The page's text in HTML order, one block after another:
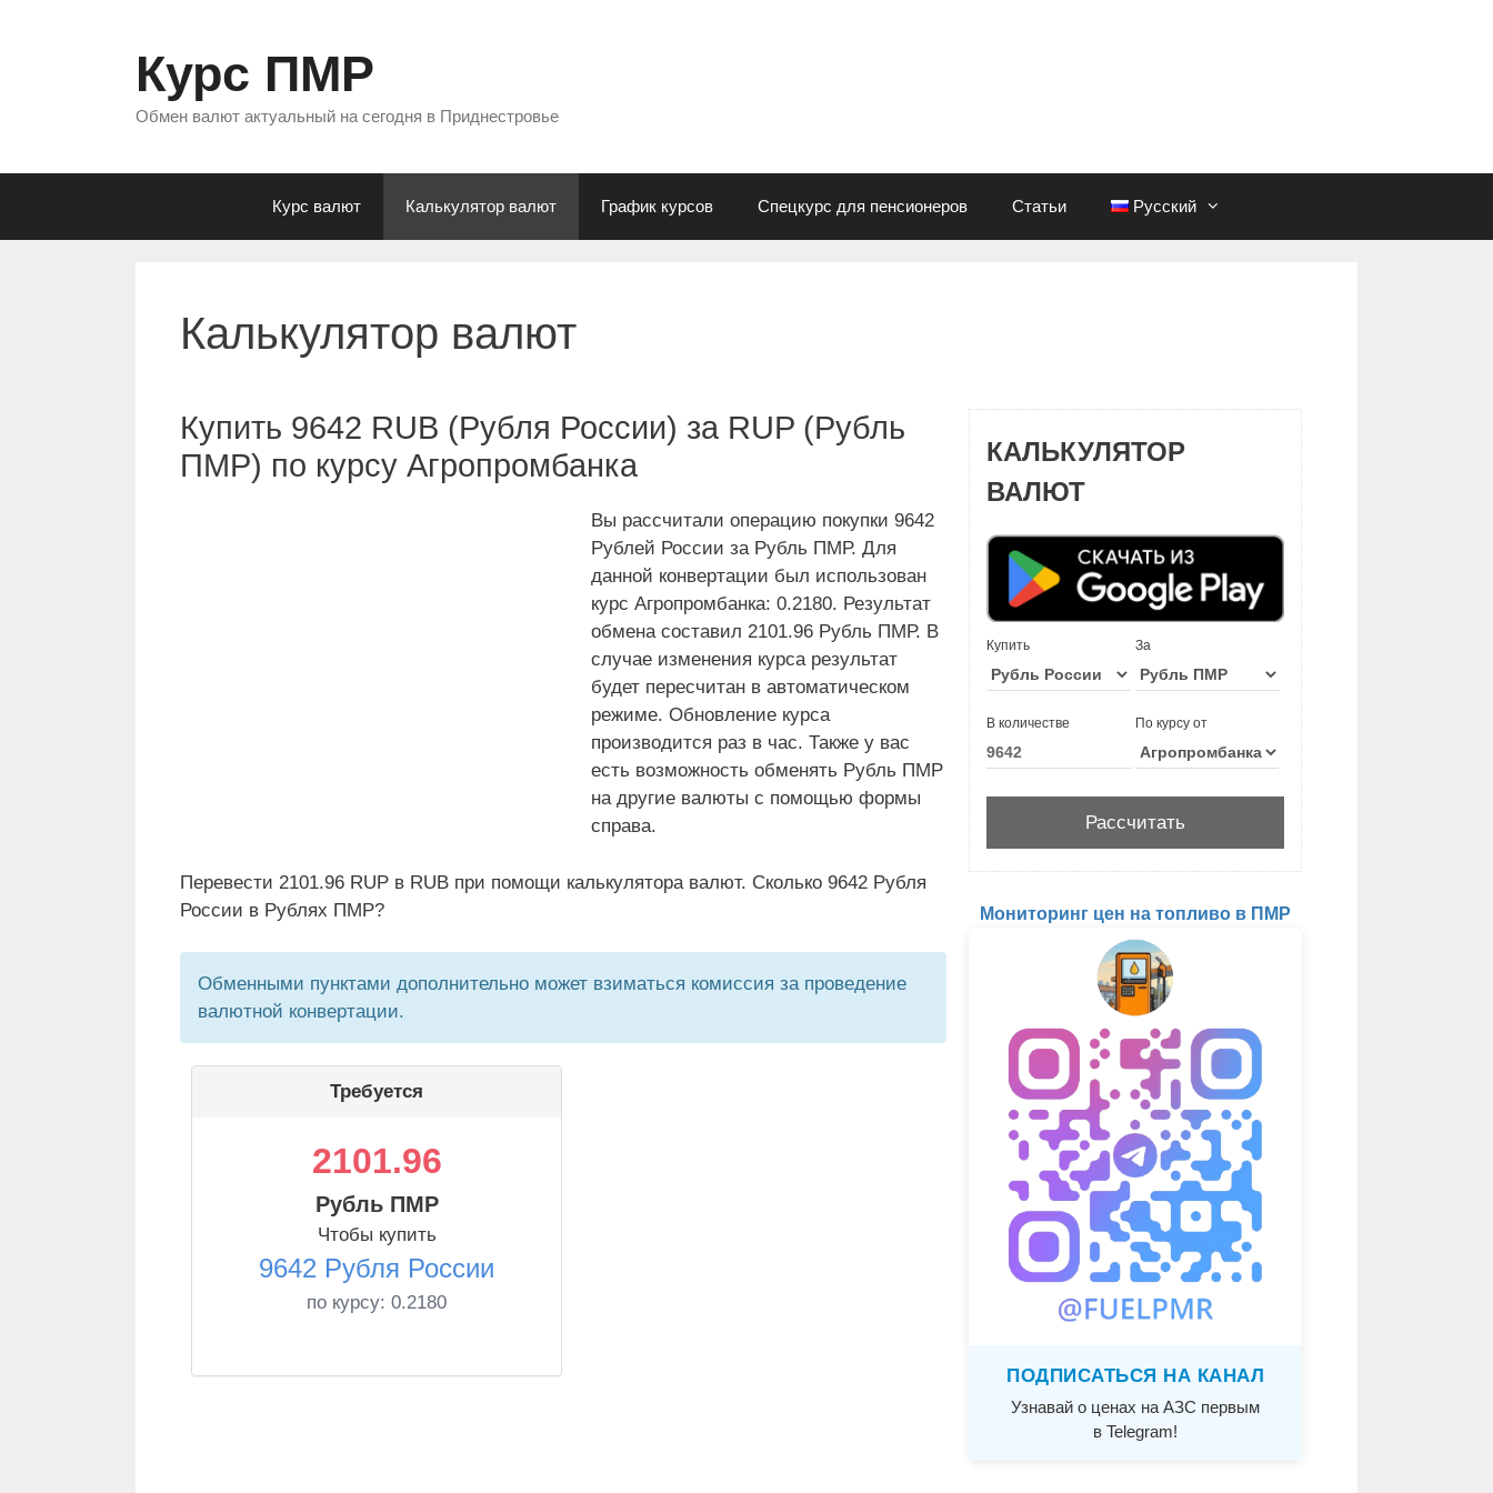
Курс ПМР
Обмен валют актуальный на сегодня в Приднестровье
Курс валют Калькулятор валют График курсов Спецкурс для пенсионеров Статьи Русский
Калькулятор валют
Купить 9642 RUB (Рубля России) за RUP (Рубль
ПМР) по курсу Агропромбанка
Вы рассчитали операцию покупки 9642
Рублей России за Рубль ПМР. Для
данной конвертации был использован
курс Агропромбанка: 0.2180. Результат
обмена составил 2101.96 Рубль ПМР. В
случае изменения курса результат
будет пересчитан в автоматическом
режиме. Обновление курса
производится раз в час. Также у вас
есть возможность обменять Рубль ПМР
на другие валюты с помощью формы
справа.
Перевести 2101.96 RUP в RUB при помощи калькулятора валют. Сколько 9642 Рубля
России в Рублях ПМР?
Обменными пунктами дополнительно может взиматься комиссия за проведение
валютной конвертации.
Требуется
2101.96
Рубль ПМР
Чтобы купить
9642 Рубля России
по курсу: 0.2180
КАЛЬКУЛЯТОР
ВАЛЮТ
Купить За
В количестве По курсу от
Мониторинг цен на топливо в ПМР
ПОДПИСАТЬСЯ НА КАНАЛ
Узнавай о ценах на АЗС первым
в Telegram!